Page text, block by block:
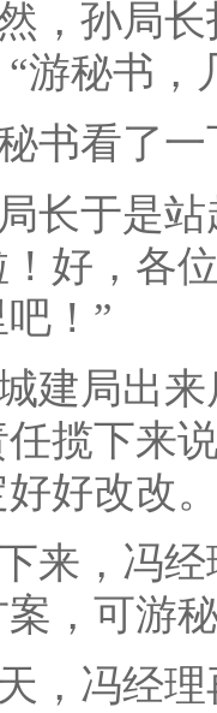
，孙局
游秘书，
书看了
长于是
！好，各
！”
建局出
揽下来
好改改。
来，冯
，可游
，冯经